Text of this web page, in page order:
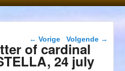
Berichtnavigatie
← Vorige Volgende →
of cardinal
24 july